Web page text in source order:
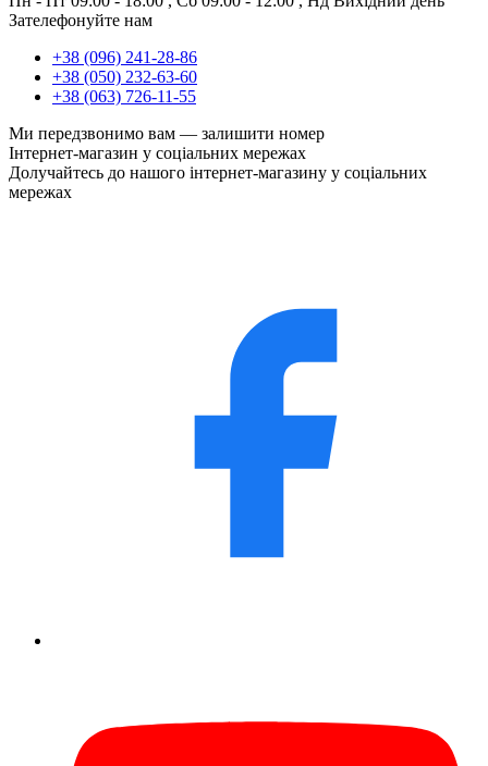
Зателефонуйте нам
+38 (096) 241-28-86
+38 (050) 232-63-60
+38 (063) 726-11-55
Ми передзвонимо вам — залишити номер
Інтернет-магазин у соціальних мережах
Долучайтесь до нашого інтернет-магазину у соціальних
мережах